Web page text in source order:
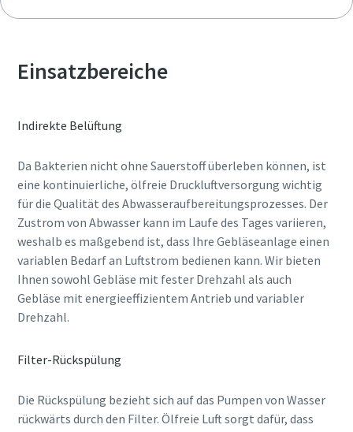
Einsatzbereiche
Indirekte Belüftung
Da Bakterien nicht ohne Sauerstoff überleben können, ist
eine kontinuierliche, ölfreie Druckluftversorgung wichtig
für die Qualität des Abwasseraufbereitungsprozesses. Der
Zustrom von Abwasser kann im Laufe des Tages variieren,
weshalb es maßgebend ist, dass Ihre Gebläseanlage einen
variablen Bedarf an Luftstrom bedienen kann. Wir bieten
Ihnen sowohl Gebläse mit fester Drehzahl als auch
Gebläse mit energieeffizientem Antrieb und variabler
Drehzahl.
Filter-Rückspülung
Die Rückspülung bezieht sich auf das Pumpen von Wasser
rückwärts durch den Filter. Ölfreie Luft sorgt dafür, dass